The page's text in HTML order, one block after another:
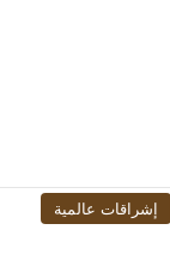
إشراقات عالمية